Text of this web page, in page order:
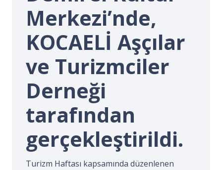
Merkezi’nde,
KOCAELİ Aşçılar
ve Turizmciler
Derneği
tarafından
gerçekleştirildi.
Turizm Haftası kapsamında düzenlenen